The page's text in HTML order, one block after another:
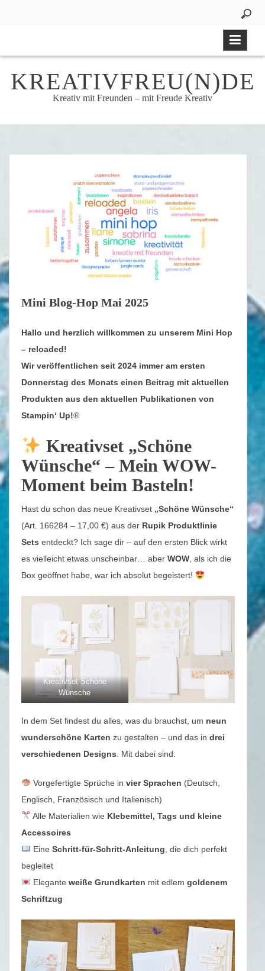
KREATIVFREU(N)DE
Kreativ mit Freunden – mit Freude Kreativ
Mini Blog-Hop Mai 2025
Hallo und herzlich willkommen zu unserem Mini Hop
– reloaded!
Wir veröffentlichen seit 2024 immer am ersten
Donnerstag des Monats einen Beitrag mit aktuellen
Produkten aus den aktuellen Publikationen von
Stampin‘ Up!®
Kreativset „Schöne
Wünsche“ – Mein WOW-
Moment beim Basteln!
Hast du schon das neue Kreativset „Schöne Wünsche“
(Art. 166284 – 17,00 €) aus der Rupik Produktlinie
Sets entdeckt? Ich sage dir – auf den ersten Blick wirkt
es vielleicht etwas unscheinbar… aber WOW , als ich die
Box geöffnet habe, war ich absolut begeistert!
Kreativset Schöne
Wünsche
In dem Set findest du alles, was du brauchst, um neun
wunderschöne Karten zu gestalten – und das in drei
verschiedenen Designs . Mit dabei sind:
Vorgefertigte Sprüche in vier Sprachen (Deutsch,
Englisch, Französisch und Italienisch)
Alle Materialien wie Klebemittel, Tags und kleine
Accessoires
Eine Schritt-für-Schritt-Anleitung , die dich perfekt
begleitet
Elegante weiße Grundkarten mit edlem goldenem
Schriftzug